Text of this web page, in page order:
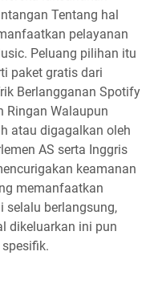
Tentang hal
pelayanan
Peluang pilihan itu
paket gratis dari
Berlangganan Spotify
Ringan Walaupun
atau digagalkan oleh
AS serta Inggris
keamanan
memanfaatkan
selalu berlangsung,
dikeluarkan ini pun